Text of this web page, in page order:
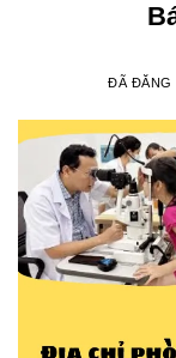
ĐÃ ĐĂNG